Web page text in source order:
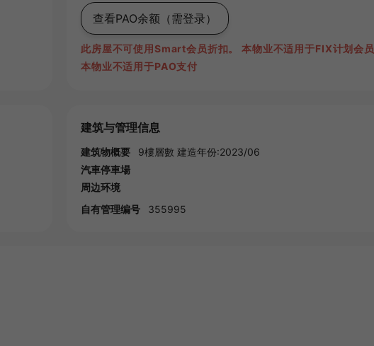
查看PAO余额 （需登录）
此房屋不可使用Smart会员折扣。
本物业不适用于FIX计划会员
本物业不适用于PAO支付
建筑与管理信息
建筑物概要
9樓層數 建造年份:2023/06
汽車停車場
周边环境
自有管理编号
355995